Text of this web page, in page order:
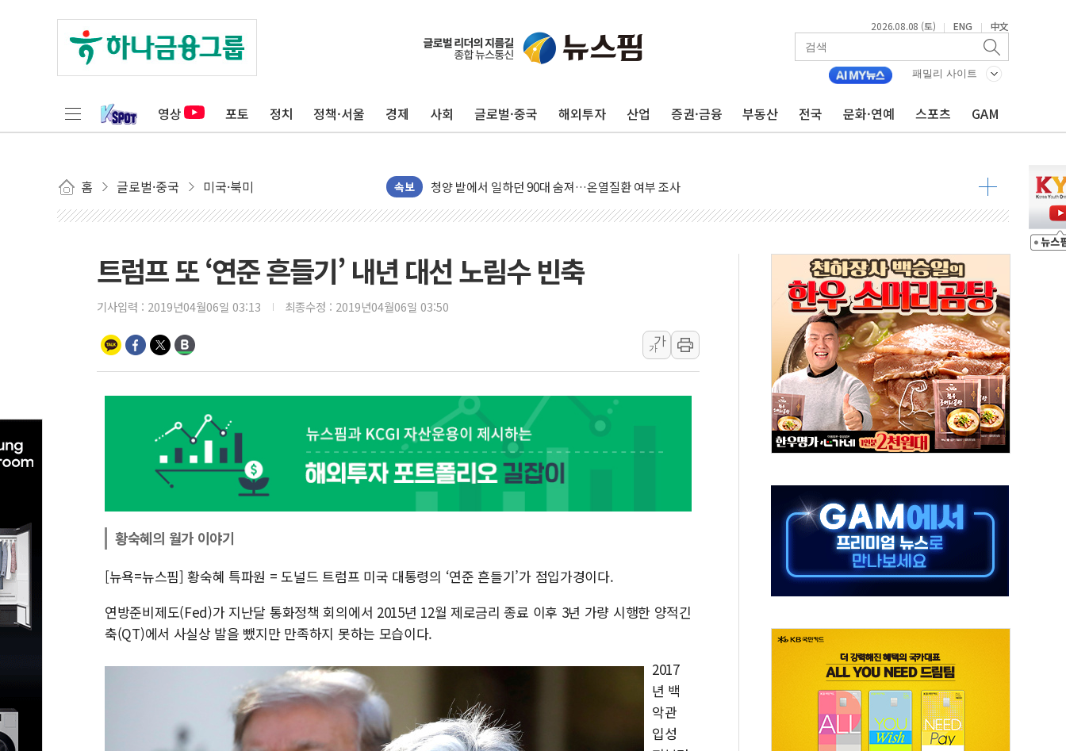
2026.08.08 (토) | ENG | 中文
패밀리 사이트
영상 포토 정치 정책·서울 경제 사회 글로벌·중국 해외투자 산업 증권·금융 부동산 전국 문화·연예 스포츠 GAM
홈 글로벌·중국 미국·북미 속보
연일 폭염에 온열질환 사망 23명…정부, 비상대응기구 가동
中 전방위 아파트 부양, 수도 베이징도 부동산 규제 철폐
동해시, 11~14일 '별똥별 멍' 운영…페르세우스 유성우 관측
강원 중·남부 동해안 시간당 50mm 이상 폭우…호우경보 발효
폭염에 車 운전면허 기능시험 오전 집중 편성…체감온도 38도 넘으면 중단
李대통령, 'ISA·주가누르기 방지법' 전면 재검토 지시
주말 무더위·열대야 지속…내륙 곳곳 소나기
오세훈 "용산공원 주택 검토, 민주당 스스로 원칙 뒤집는 것"
충북 주말 무더위 지속…청주·진천 35도, 곳곳 소나기
10월 보완수사권 폐지·공소청 출범…피해자들 '범죄 사각지대' 우려
한상협, 업계 개인정보 보안 새판 짠다…'자율규제단체' 타진
민주당, 오늘 제주·인천 경선 발표...김민석 '재역전' vs 정청래 '격차 확대'
뉴욕증시, 고용 쇼크에 금리 인상 우려 후퇴…S&P500 최고치
트럼프, 쿡 연준 이사 해임 재추진…"26일까지 의혹 소명" 요구
유럽증시, 美 고용 예상 밖 부진에 연준 금리 인상 가능성 낮아지며 상승… STOXX 600 지수는 나흘 연속 최고치
미 연준 매파 기세 꺾이나…고용 감소에 9월 동결 전망 우세
트럼프 또 ‘연준 흔들기’ 내년 대선 노림수 빈축
기사입력 : 2019년04월06일 03:13 최종수정 : 2019년04월06일 03:50
가
가
황숙혜의 월가 이야기
[뉴욕=뉴스핌] 황숙혜 특파원 = 도널드 트럼프 미국 대통령의 ‘연준 흔들기’가 점입가경이다.
연방준비제도(Fed)가 지난달 통화정책 회의에서 2015년 12월 제로금리 종료 이후 3년 가량 시행한 양적긴
축(QT)에서 사실상 발을 뺐지만 만족하지 못하는 모습이다.
2017
년 백
악관
입성